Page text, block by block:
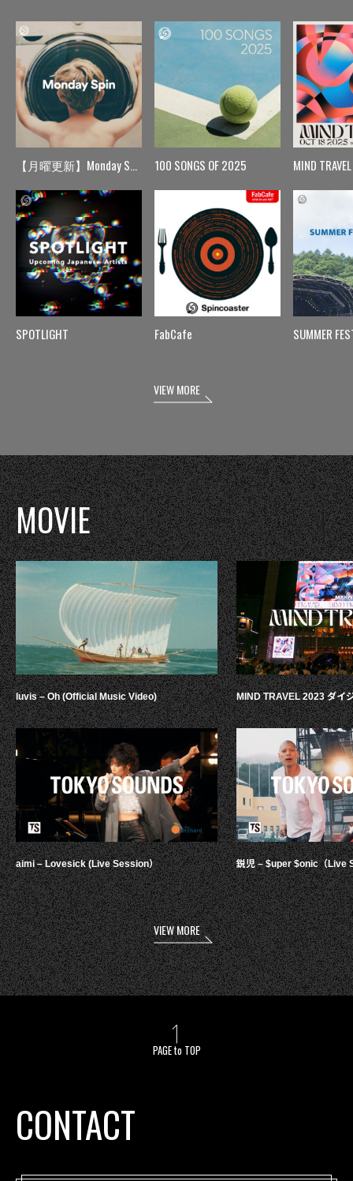
【月曜更新】Monday Spin
SPOTLIGHT
100 SONGS OF 2025
FabCafe
MIND TRAVEL
SUMMER
VIEW MORE
MOVIE
luvis – Oh (Official Music Video)
aimi – Lovesick (Live Session）
MIND TRAVEL 2023 ダイ
鋭児 – $uper $onic（Live
VIEW MORE
PAGE to TOP
CONTACT